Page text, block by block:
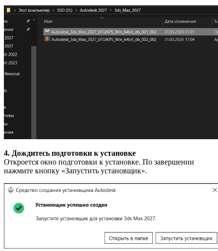
4. Дождитесь подготовки к установке
Откроется окно подготовки к установке. По завершении
нажмите кнопку «Запустить установщик».